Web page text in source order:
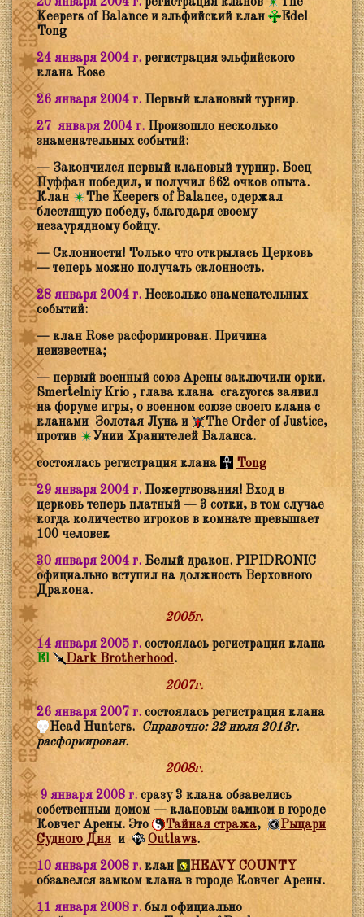
Keepers of Balance и эльфийский клан
Edel
Tong
24 января 2004 г. регистрация эльфийского
клана Rose
26 января 2004 г. Первый клановый турнир.
27 января 2004 г. Произошло несколько
знаменательных событий:
— Закончился первый клановый турнир. Боец
Пуффан победил, и получил 662 очков опыта.
Клан
The Keepers of Balance, одержал
блестящую победу, благодаря своему
незаурядному бойцу.
— Склонности! Только что открылась Церковь
— теперь можно получать склонность.
28 января 2004 г. Несколько знаменательных
событий:
— клан Rose расформирован. Причина
неизвестна;
— первый военный союз Арены заключили орки.
Smertelniy Krio , глава клана сrazyorcs заявил
на форуме игры, о военном союзе своего клана с
кланами Золотая Луна и
The Order of Justice,
против
Унии Хранителей Баланса.
состоялась регистрация клана Tong
29 января 2004 г. Пожертвования! Вход в
церковь теперь платный — 3 сотки, в том случае
когда количество игроков в комнате превышает
100 человек
30 января 2004 г. Белый дракон. PIPIDRONIC
официально вступил на должность Верховного
Дракона.
2005г.
14 января 2005 г. состоялась регистрация клана
El
Dark Brotherhood.
2007г.
26 января 2007 г. состоялась регистрация клана
Head Hunters.
Справочно: 22 июля 2013г.
расформирован.
2008г.
9 января 2008 г. сразу 3 клана обзавелись
собственным домом — клановым замком в городе
Ковчег Арены. Это
Тайная стража,
Рыцари
Судного Дня и Outlaws.
10 января 2008 г. клан
HEAVY COUNTY
обзавелся замком клана в городе Ковчег Арены.
11 января 2008 г. был официально